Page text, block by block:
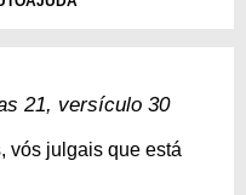
21, versículo 30
vós julgais que está